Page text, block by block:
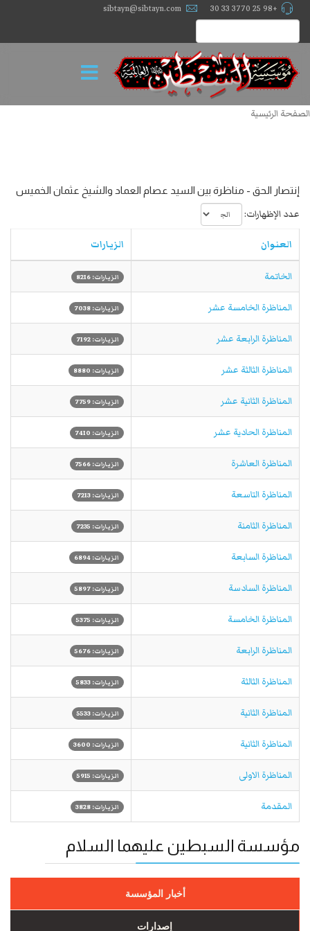
+98 25 3770 33 30
sibtayn@sibtayn.com
الصفحة الرئيسية
إنتصار الحق - مناظرة بين السيد عصام العماد والشيخ عثمان الخميس
عدد الإظهارات:
العنوان الزيارات
الخاتمة الزيارات: 8216
المناظرة الخامسة عشر الزيارات: 7038
المناظرة الرابعة عشر الزيارات: 7192
المناظرة الثالثة عشر الزيارات: 8880
المناظرة الثانية عشر الزيارات: 7759
المناظرة الحادية عشر الزيارات: 7410
المناظرة العاشرة الزيارات: 7566
المناظرة التاسعة الزيارات: 7213
المناظرة الثامنة الزيارات: 7235
المناظرة السابعة الزيارات: 6894
المناظرة السادسة الزيارات: 5897
المناظرة الخامسة الزيارات: 5375
المناظرة الرابعة الزيارات: 5676
المناظرة الثالثة الزيارات: 5833
المناظرة الثانية الزيارات: 5533
المناظرة الثانية الزيارات: 3600
المناظرة الاولى الزيارات: 5915
المقدمة الزيارات: 3828
مؤسسة السبطين عليهما السلام
أخبار المؤسسة
إصدارات